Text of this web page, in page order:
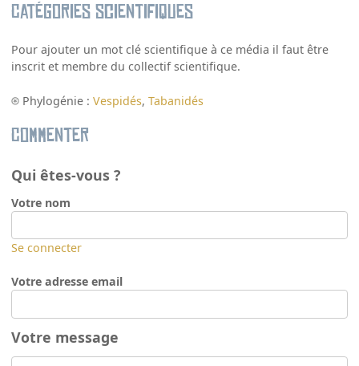
Catégories scientifiques
Pour ajouter un mot clé scientifique à ce média il faut être
inscrit et membre du collectif scientifique.
Phylogénie :Vespidés,Tabanidés
Commenter
Qui êtes-vous ?
Votre nom
Se connecter
Votre adresse email
Votre message